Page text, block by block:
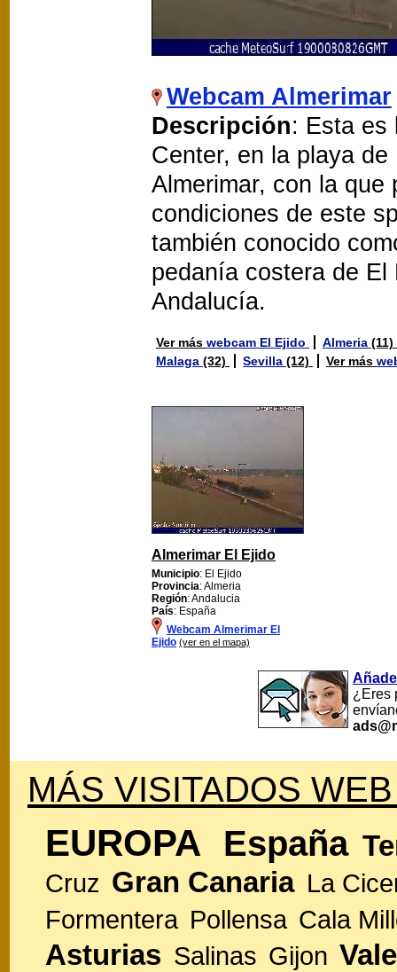
Webcam Almerimar
Descripción: Esta es
Center, en la playa
Almerimar, con la que
condiciones de este
también conocido
pedanía costera de
Andalucía.
Ver más webcam El Ejido Almeria (11)
Malaga (32) Sevilla (12) Ver más
Almerimar El Ejido
Municipio: El Ejido
Provincia: Almeria
Región: Andalucia
País: España
Webcam Almerimar El
Ejido (ver en el mapa)
¿Eres
MÁS VISITADOS
EUROPA España
Cruz Gran Canaria La
Formentera Pollensa Cala
Asturias Salinas Gijon